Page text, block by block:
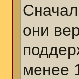
они
менее